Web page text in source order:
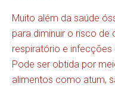
Muito além da saúde
para diminuir o risco
respiratório e infecções
Pode ser obtida por
alimentos como atum,